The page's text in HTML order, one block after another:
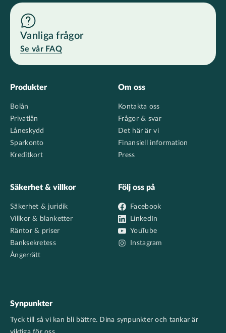
Vanliga frågor
Se vår FAQ
Footer
Produkter
Bolån
Privatlån
Låneskydd
Sparkonto
Kreditkort
Om oss
Kontakta oss
Frågor & svar
Det här är vi
Finansiell information
Press
Säkerhet & villkor
Säkerhet & juridik
Villkor & blanketter
Räntor & priser
Banksekretess
Ångerrätt
Följ oss på
Facebook
LinkedIn
YouTube
Instagram
Synpunkter
Tyck till så vi kan bli bättre. Dina synpunkter och tankar är